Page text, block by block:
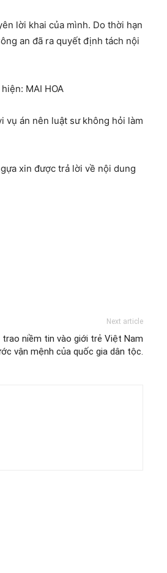
lời khai của mình. Do thời hạn
an đã ra quyết định tách nội
MAI HOA
vụ án nên luật sư không hỏi làm
xin được trả lời về nội dung
Next article
trao niềm tin vào giới trẻ Việt Nam
vận mệnh của quốc gia dân tộc.